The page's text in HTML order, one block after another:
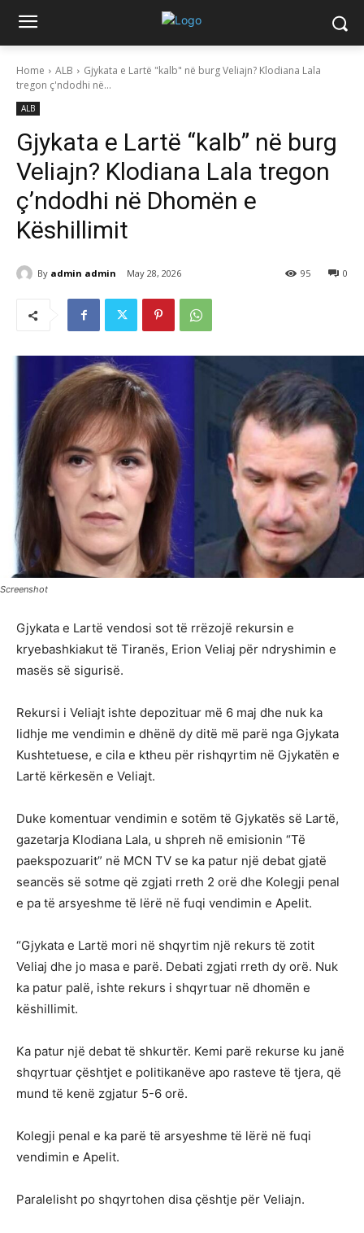
Home ALB
Gjykata e Lartë "kalb" në burg Veliajn? Klodiana Lala
tregon ç'ndodhi në...
ALB
Gjykata e Lartë “kalb” në burg
Veliajn? Klodiana Lala tregon
ç’ndodhi në Dhomën e
Këshillimit
By admin admin May 28, 2026 0
95
Screenshot
Gjykata e Lartë vendosi sot të rrëzojë rekursin e
kryebashkiakut të Tiranës, Erion Veliaj për ndryshimin e
masës së sigurisë.
Rekursi i Veliajt ishte depozituar më 6 maj dhe nuk ka
lidhje me vendimin e dhënë dy ditë më parë nga Gjykata
Kushtetuese, e cila e ktheu për rishqyrtim në Gjykatën e
Lartë kërkesën e Veliajt.
Duke komentuar vendimin e sotëm të Gjykatës së Lartë,
gazetarja Klodiana Lala, u shpreh në emisionin “Të
paekspozuarit” në MCN TV se ka patur një debat gjatë
seancës së sotme që zgjati rreth 2 orë dhe Kolegji penal
e pa të arsyeshme të lërë në fuqi vendimin e Apelit.
“Gjykata e Lartë mori në shqyrtim një rekurs të zotit
Veliaj dhe jo masa e parë. Debati zgjati rreth dy orë. Nuk
ka patur palë, ishte rekurs i shqyrtuar në dhomën e
këshillimit.
Ka patur një debat të shkurtër. Kemi parë rekurse ku janë
shqyrtuar çështjet e politikanëve apo rasteve të tjera, që
mund të kenë zgjatur 5-6 orë.
Kolegji penal e ka parë të arsyeshme të lërë në fuqi
vendimin e Apelit.
Paralelisht po shqyrtohen disa çështje për Veliajn.